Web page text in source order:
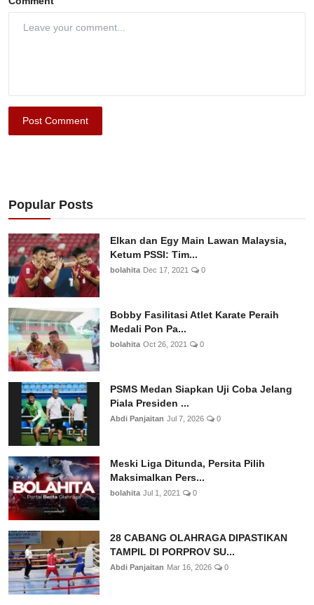
Post Comment
Popular Posts
Elkan dan Egy Main Lawan Malaysia,
Ketum PSSI: Tim...
bolahita Dec 17, 2021 0
Bobby Fasilitasi Atlet Karate Peraih
Medali Pon Pa...
bolahita Oct 26, 2021 0
PSMS Medan Siapkan Uji Coba Jelang
Piala Presiden ...
Abdi Panjaitan Jul 7, 2026 0
Meski Liga Ditunda, Persita Pilih
Maksimalkan Pers...
bolahita Jul 1, 2021 0
28 CABANG OLAHRAGA DIPASTIKAN
TAMPIL DI PORPROV SU...
Abdi Panjaitan Mar 16, 2026 0